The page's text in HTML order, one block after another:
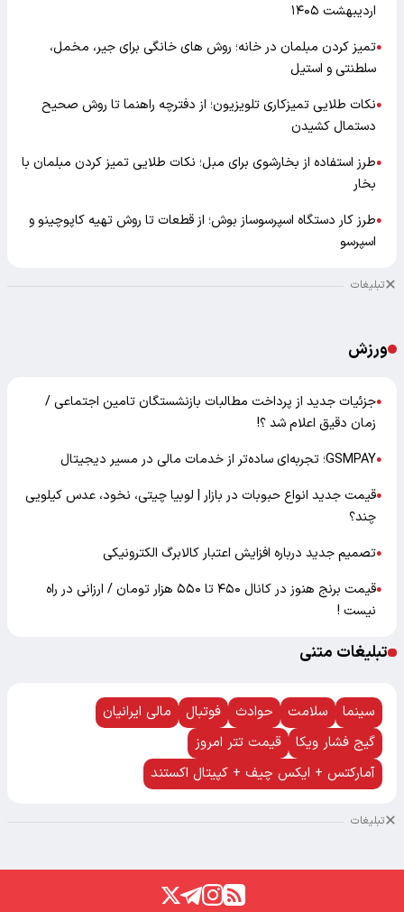
اردیبهشت ۱۴۰۵
●تمیز کردن مبلمان در خانه؛ روش های خانگی برای جیر، مخمل،
سلطنتی و استیل
●نکات طلایی تمیزکاری تلویزیون؛ از دفترچه راهنما تا روش صحیح
دستمال کشیدن
●طرز استفاده از بخارشوی برای مبل؛ نکات طلایی تمیز کردن مبلمان با
بخار
●طرز کار دستگاه اسپرسوساز بوش؛ از قطعات تا روش تهیه کاپوچینو و
اسپرسو
تبلیغات
ورزش
●جزئیات جدید از پرداخت مطالبات بازنشستگان تامین اجتماعی /
زمان دقیق اعلام شد ؟!
●GSMPAY؛ تجربه‌ای ساده‌تر از خدمات مالی در مسیر دیجیتال
●قیمت جدید انواع حبوبات در بازار | لوبیا چیتی، نخود، عدس کیلویی
چند؟
●تصمیم جدید درباره افزایش اعتبار کالابرگ الکترونیکی
●
قیمت برنج هنوز در کانال ۴۵۰ تا ۵۵۰ هزار تومان / ارزانی در راه
نیست !
تبلیغات متنی
سینما سلامت حوادث فوتبال
مالی ایرانیان
گیج فشار ویکا
قیمت تتر امروز
آمارکتس + ایکس چیف + کپیتال اکستند
تبلیغات